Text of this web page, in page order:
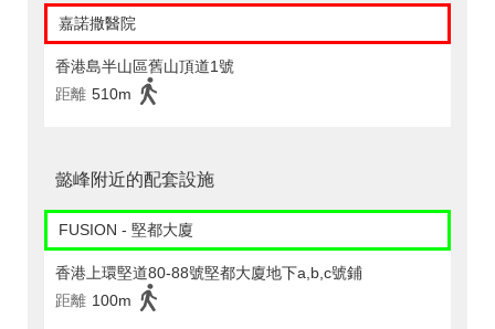
嘉諾撒醫院
香港島半山區舊山頂道1號
距離 510m
懿峰附近的配套設施
FUSION - 堅都大廈
香港上環堅道80-88號堅都大廈地下a,b,c號鋪
距離 100m